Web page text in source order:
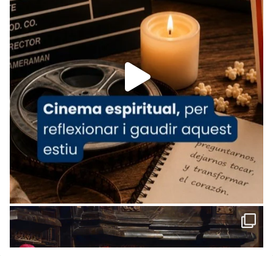
Arquebisbat de Barcelonais at Catedral
de Barcelona.
1 week ago
Aquest dilluns, 27 de juliol, ha tingut lloc la
missa d’acció de gràcies en agraïment al
comitè organitzador de la visita apostòlica
del Sant Pare Lleó XIV a Barcelona, i als
col·laboradors, a la Catedral de Barcelona.
L’arquebisbe de Barcelona, el cardenal Joan
Josep Omella, ha presidit la missa i l’ha
concelebrat el bisbe auxiliar de Barcelona,
Mons. David Abadías.
📸 Dr. G. Simón
Foto
View on Facebook Share